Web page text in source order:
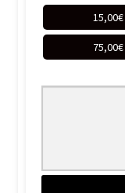
15,00€
75,00€